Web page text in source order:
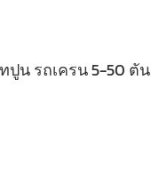
ปูน รถเครน 5-50 ตัน